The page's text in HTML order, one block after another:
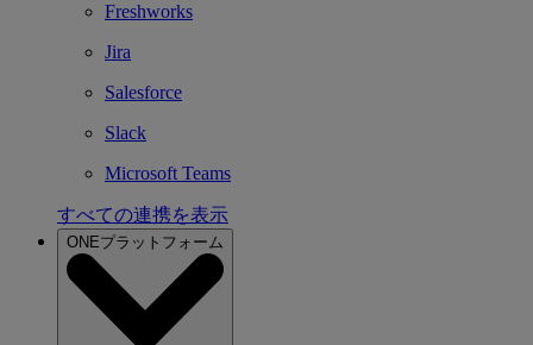
Freshworks
Jira
Salesforce
Slack
Microsoft Teams
すべての連携を表示
ONEプラットフォーム